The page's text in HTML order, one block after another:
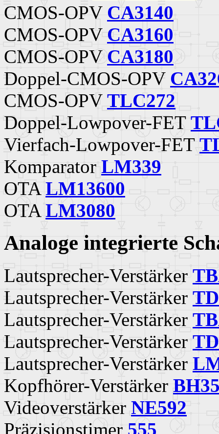
CMOS-OPV CA3140
CMOS-OPV CA3160
CMOS-OPV CA3180
Doppel-CMOS-OPV
CMOS-OPV TLC272
Doppel-Lowpover-FET
Vierfach-Lowpover-FET
Komparator LM339
OTA LM13600
OTA LM3080
Analoge integrierte
Lautsprecher-Verstärker
Lautsprecher-Verstärker
Lautsprecher-Verstärker
Lautsprecher-Verstärker
Lautsprecher-Verstärker
Kopfhörer-Verstärker
Videoverstärker NE592
Präzisionstimer 555